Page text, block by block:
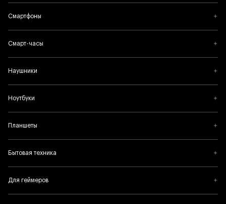
Смартфоны
Смарт-часы
Наушники
Ноутбуки
Планшеты
Бытовая техника
Для геймеров